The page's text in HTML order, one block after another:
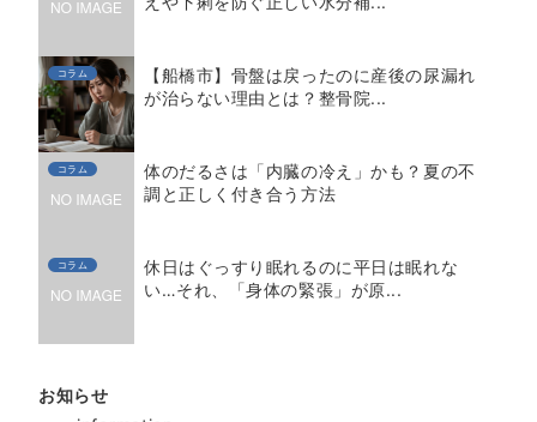
コラム
【船橋市】骨盤は戻ったのに産後の尿漏れ
が治らない理由とは？整骨院...
コラム
体のだるさは「内臓の冷え」かも？夏の不
調と正しく付き合う方法
コラム
休日はぐっすり眠れるのに平日は眠れな
い…それ、「身体の緊張」が原...
お知らせ